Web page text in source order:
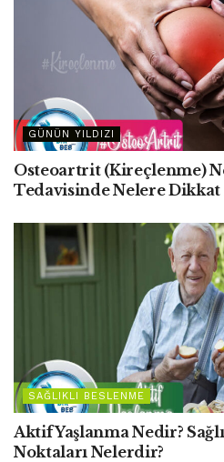
GÜNÜN YILDIZI
Osteoartrit (Kireçlenme)
Tedavisinde Nelere
SAĞLIKLI BESLENME
Aktif Yaşlanma Nedir?
Noktaları Nelerdir?